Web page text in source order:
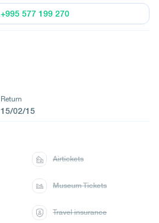
+995 577 199 270
Return
15/02/15
Airtickets
Museum Tickets
Travel insurance